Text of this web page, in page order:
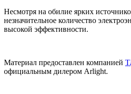
Несмотря на обилие ярких
незначительное количество
высокой эффективности.
Материал предоставлен компанией
официальным дилером Arlight.